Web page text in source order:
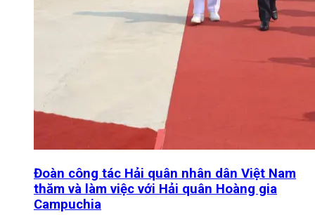
Đoàn công tác Hải quân nhân dân Việt Nam
thăm và làm việc với Hải quân Hoàng gia
Campuchia